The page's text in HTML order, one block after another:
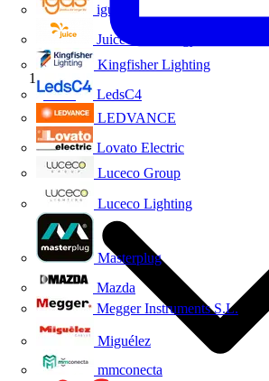
igus
Juice Technology
Kingfisher Lighting
LedsC4
LEDVANCE
Lovato Electric
Luceco Group
Luceco Lighting
Masterplug
Mazda
Megger Instruments S.L.
Miguélez
mmconecta
Inicio